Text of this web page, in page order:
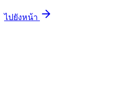
ไปยังหน้า